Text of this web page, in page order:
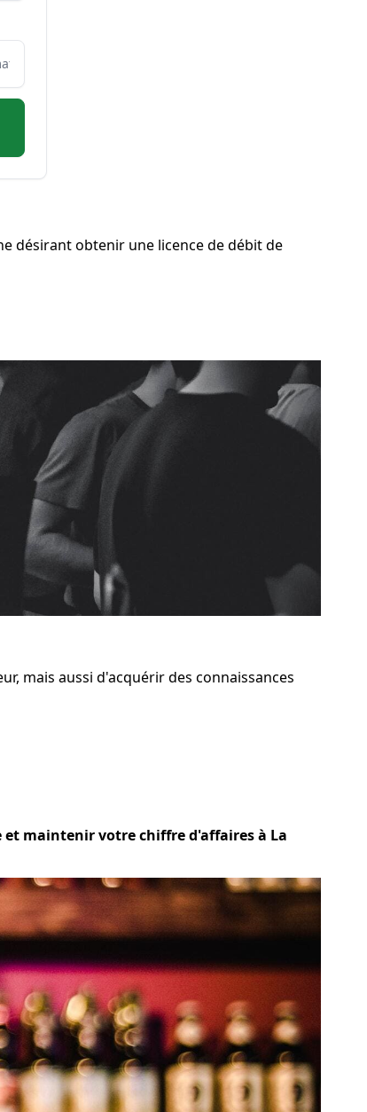
désirant obtenir une licence de débit de
mais aussi d'acquérir des connaissances
et maintenir votre chiffre d'affaires à La